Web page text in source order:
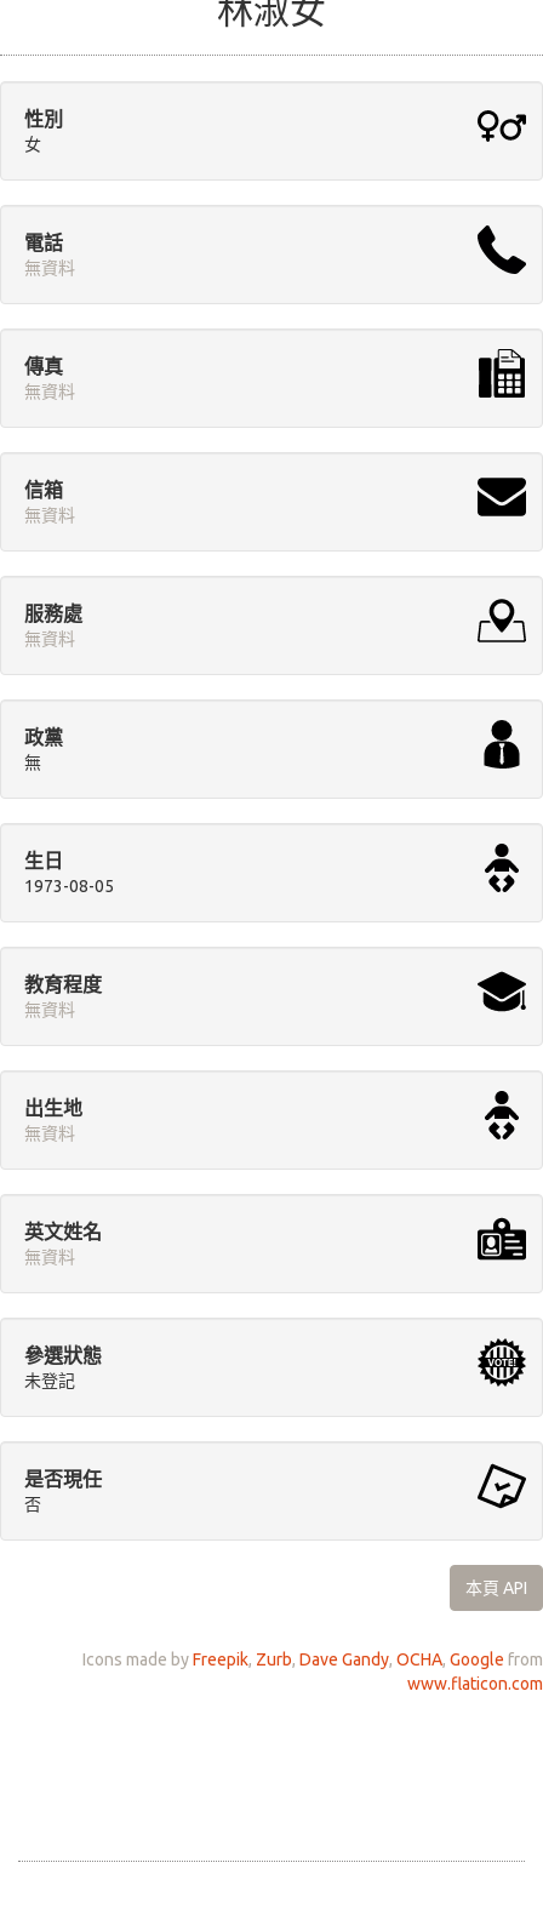
林淑女
性別
女
電話
無資料
傳真
無資料
信箱
無資料
服務處
無資料
政黨
無
生日
1973-08-05
教育程度
無資料
出生地
無資料
英文姓名
無資料
參選狀態
未登記
是否現任
否
本頁 API
Icons made byFreepik, Zurb, Dave Gandy, OCHA, Google from
www.flaticon.com